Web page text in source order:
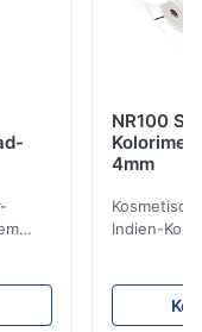
Tinte,
NR100
4mm
Indien-
der